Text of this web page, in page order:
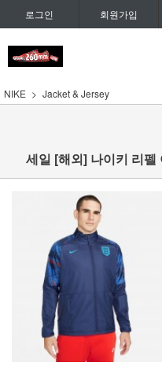
로그인 회원가입
NIKE Jacket & Jersey
세일 [해외] 나이키 리펠